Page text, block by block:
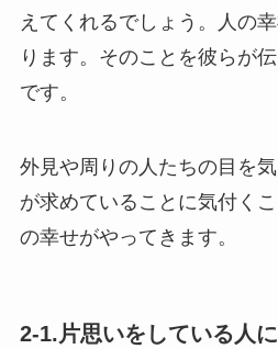
えてくれるでしょう。人の
ります。そのことを彼らが
です。
外見や周りの人たちの目を
が求めていることに気付く
の幸せがやってきます。
2-1.片思いをしている人